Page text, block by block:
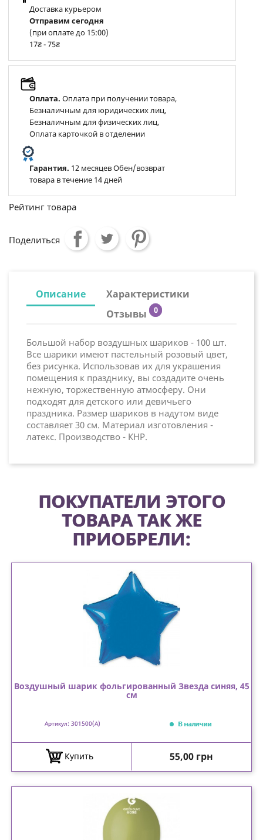
Доставка курьером
Отправим сегодня
(при оплате до 15:00)
17₴ - 75₴
Оплата. Оплата при получении товара,
Безналичным для юридических лиц,
Безналичным для физических лиц,
Оплата карточкой в отделении
Гарантия. 12 месяцев Обен/возврат
товара в течение 14 дней
Рейтинг товара
Поделиться
Описание
Характеристики
Отзывы
0
Большой набор воздушных шариков - 100 шт.
Все шарики имеют пастельный розовый цвет,
без рисунка. Использовав их для украшения
помещения к празднику, вы создадите очень
нежную, торжественную атмосферу. Они
подходят для детского или девичьего
праздника. Размер шариков в надутом виде
составляет 30 см. Материал изготовления -
латекс. Производство - КНР.
ПОКУПАТЕЛИ ЭТОГО
ТОВАРА ТАК ЖЕ
ПРИОБРЕЛИ:
Воздушный шарик фольгированный Звезда синяя, 45
см
Артикул: 301500(A) В наличии
Купить Цена
55,00 грн